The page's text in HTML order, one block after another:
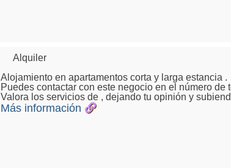
Alquiler
Alojamiento en apartamentos corta y larga estancia .
Puedes contactar con este negocio en el número
Valora los servicios de , dejando tu opinión y
Más información